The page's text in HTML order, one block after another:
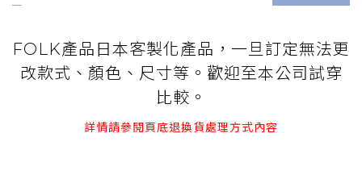
FOLK產品日本客製化產品，一旦訂定無法更
改款式、顏色、尺寸等。歡迎至本公司試穿
比較。
詳情請參閱頁底退換貨處理方式內容